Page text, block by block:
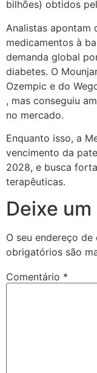
bilhões) obtidos
Analistas apontam
medicamentos à
demanda global
diabetes. O
Ozempic e do
, mas conseguiu
no mercado.
Enquanto isso, a
vencimento da
2028, e busca
terapêuticas.
Deixe
O seu endereço
obrigatórios são
Comentário *